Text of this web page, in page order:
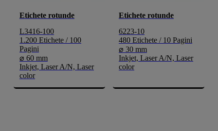
Etichete rotunde
L3416-100
1.200 Etichete / 100
Pagini
⌀ 60 mm
Inkjet, Laser A/N, Laser
color
Etichete rotunde
6223-10
480 Etichete / 10 Pagini
⌀ 30 mm
Inkjet, Laser A/N, Laser
color